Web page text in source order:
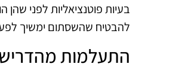
בעיות פוטנציאליות לפני
להבטיח שהשסתום ימשיך
התעלמות